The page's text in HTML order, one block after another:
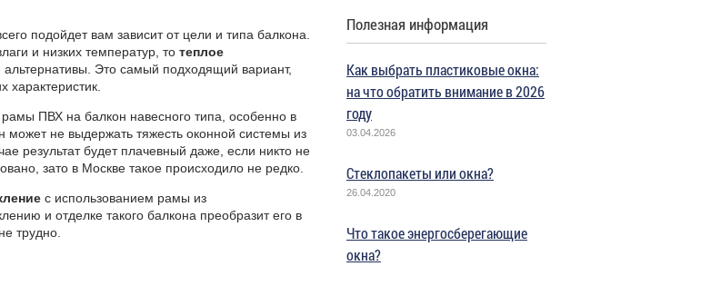
подойдет вам зависит от цели и типа балкона.
и низких температур, то теплое
Это самый подходящий вариант,
характеристик.
рамы ПВХ на балкон навесного типа, особенно в
может не выдержать тяжесть оконной системы из
результат будет плачевный даже, если никто не
зато в Москве такое происходило не редко.
с использованием рамы из
и отделке такого балкона преобразит его в
трудно.
Полезная информация
Как выбрать пластиковые окна:
на что обратить внимание в 2026
году
03.04.2026
Стеклопакеты или окна?
26.04.2020
Что такое энергосберегающие
окна?